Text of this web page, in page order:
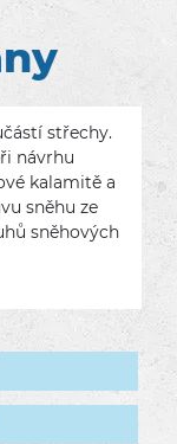
střechy.
návrhu
kalamitě a
sněhu ze
sněhových